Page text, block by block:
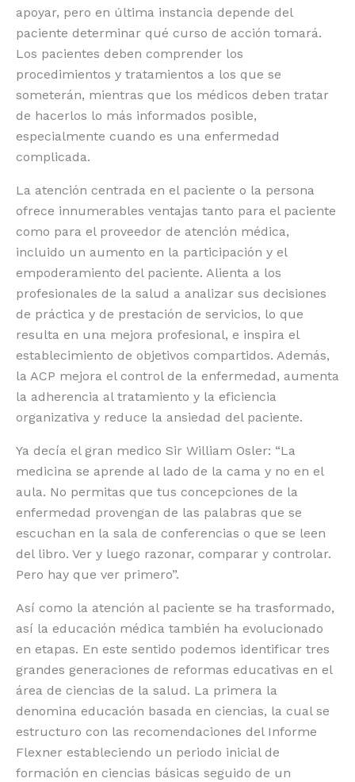
apoyar, pero en última instancia depende del
paciente determinar qué curso de acción tomará.
Los pacientes deben comprender los
procedimientos y tratamientos a los que se
someterán, mientras que los médicos deben tratar
de hacerlos lo más informados posible,
especialmente cuando es una enfermedad
complicada.
La atención centrada en el paciente o la persona
ofrece innumerables ventajas tanto para el paciente
como para el proveedor de atención médica,
incluido un aumento en la participación y el
empoderamiento del paciente. Alienta a los
profesionales de la salud a analizar sus decisiones
de práctica y de prestación de servicios, lo que
resulta en una mejora profesional, e inspira el
establecimiento de objetivos compartidos. Además,
la ACP mejora el control de la enfermedad, aumenta
la adherencia al tratamiento y la eficiencia
organizativa y reduce la ansiedad del paciente.
Ya decía el gran medico Sir William Osler: “La
medicina se aprende al lado de la cama y no en el
aula. No permitas que tus concepciones de la
enfermedad provengan de las palabras que se
escuchan en la sala de conferencias o que se leen
del libro. Ver y luego razonar, comparar y controlar.
Pero hay que ver primero”.
Así como la atención al paciente se ha trasformado,
así la educación médica también ha evolucionado
en etapas. En este sentido podemos identificar tres
grandes generaciones de reformas educativas en el
área de ciencias de la salud. La primera la
denomina educación basada en ciencias, la cual se
estructuro con las recomendaciones del Informe
Flexner estableciendo un periodo inicial de
formación en ciencias básicas seguido de un